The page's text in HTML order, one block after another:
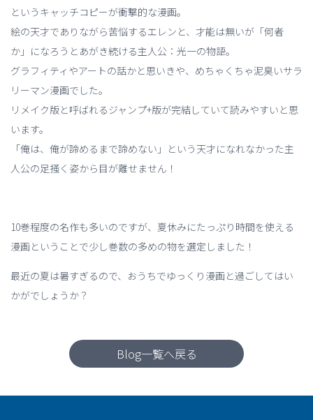
というキャッチコピーが衝撃的な漫画。
絵の天才でありながら苦悩するエレンと、才能は無いが「何者
か」になろうとあがき続ける主人公：光一の物語。
グラフィティやアートの話かと思いきや、めちゃくちゃ泥臭いサラ
リーマン漫画でした。
リメイク版と呼ばれるジャンプ+版が完結していて読みやすいと思
います。
「俺は、俺が諦めるまで諦めない」という天才になれなかった主
人公の足掻く姿から目が離せません！
10巻程度の名作も多いのですが、夏休みにたっぷり時間を使える
漫画ということで少し巻数の多めの物を選定しました！
最近の夏は暑すぎるので、おうちでゆっくり漫画と過ごしてはい
かがでしょうか？
Blog一覧へ戻る